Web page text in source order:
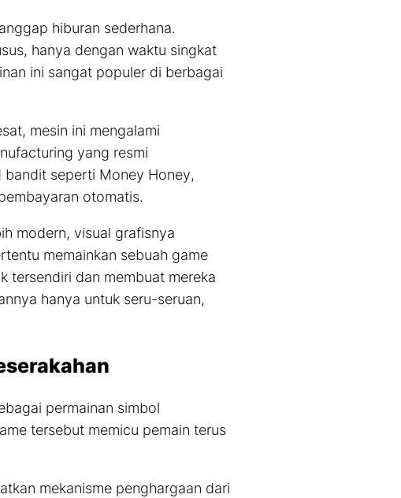
hiburan sederhana.
hanya dengan waktu singkat
ini sangat populer di berbagai
mesin ini mengalami
yang resmi
bandit seperti Money Honey,
otomatis.
modern, visual grafisnya
memainkan sebuah game
tersendiri dan membuat mereka
hanya untuk seru-seruan,
permainan simbol
tersebut memicu pemain terus
mekanisme penghargaan dari